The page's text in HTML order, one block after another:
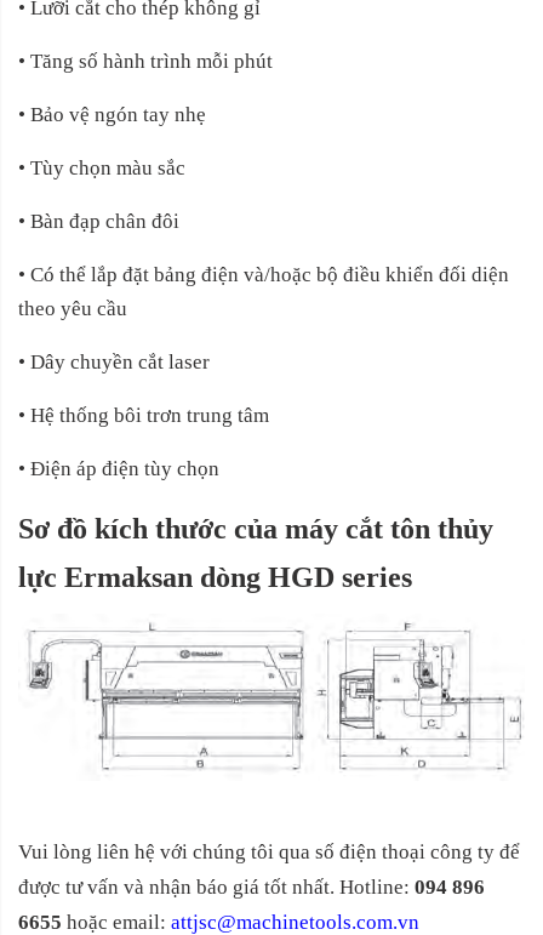
• Lưỡi cắt cho thép không gỉ
• Tăng số hành trình mỗi phút
• Bảo vệ ngón tay nhẹ
• Tùy chọn màu sắc
• Bàn đạp chân đôi
• Có thể lắp đặt bảng điện và/hoặc bộ điều khiển đối diện
theo yêu cầu
• Dây chuyền cắt laser
• Hệ thống bôi trơn trung tâm
• Điện áp điện tùy chọn
Sơ đồ kích thước của máy cắt tôn thủy
lực Ermaksan dòng HGD series
Vui lòng liên hệ với chúng tôi qua số điện thoại công ty để
được tư vấn và nhận báo giá tốt nhất. Hotline: 094 896
6655 hoặc email: attjsc@machinetools.com.vn